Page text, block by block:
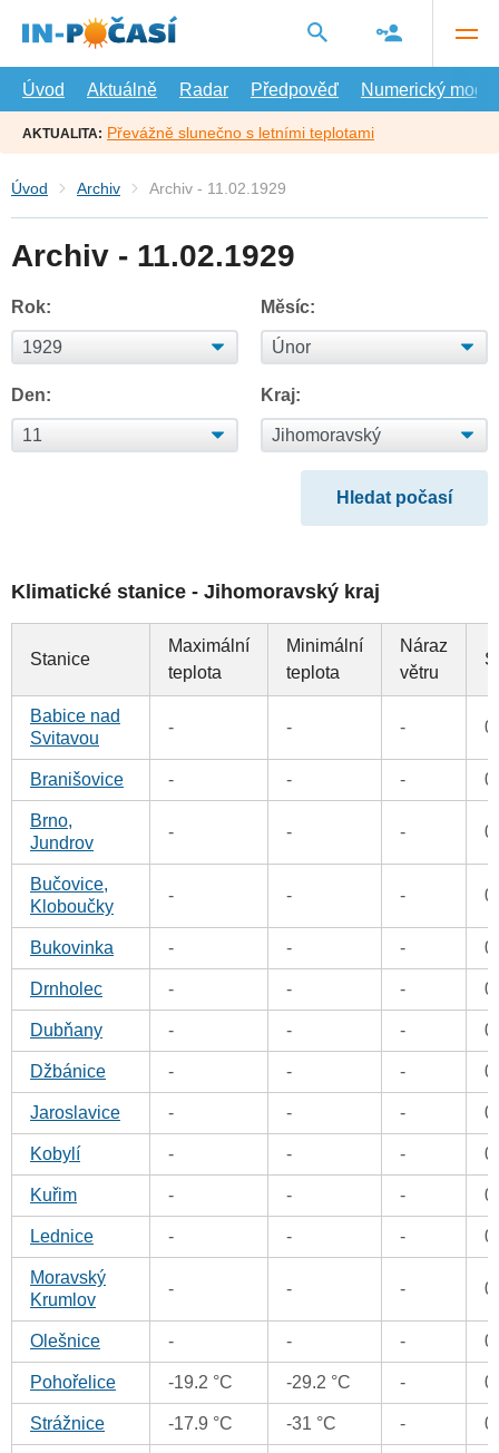
hlavní
Úvod
Aktuálně Radar Předpověď Numerický model
AKTUALITA: Převážně slunečno s letními teplotami
Úvod Archiv Archiv - 11.02.1929
Archiv - 11.02.1929
Rok: Měsíc:
Den: Kraj:
Klimatické stanice - Jihomoravský kraj
Stanice
Maximální
teplota
Minimální
teplota
Náraz
větru
Babice nad
Svitavou
- - - 0
Branišovice - - - 0
Brno,
Jundrov
- - - 0
Bučovice,
Kloboučky
- - - 0
Bukovinka - - - 0
Drnholec - - - 0
Dubňany - - - 0
Džbánice - - - 0
Jaroslavice - - - 0
Kobylí - - - 0
Kuřim - - - 0
Lednice - - - 0
Moravský
Krumlov
- - - 0
Olešnice - - - 0
Pohořelice -19.2 °C -29.2 °C - 0
Strážnice -17.9 °C -31 °C - 0